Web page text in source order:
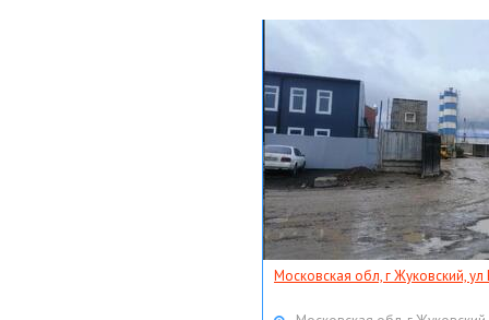
Московская обл, г Жуковский,